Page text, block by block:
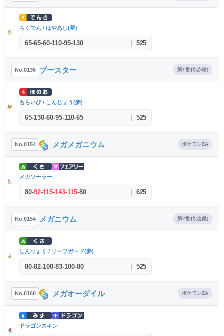
ちくでん / はやあし(夢)
65-65-60-110-95-130 | 525
No.0136 ブースター 第1世代(赤緑)
もらいび/ こんじょう(夢)
65-130-60-95-110-65 | 525
No.0154 メガメガニウム ポケモンZA
メガソーラー
80-92-115-143-115-80 | 625
No.0154 メガニウム 第2世代(金銀)
しんりょく / リーフガード(夢)
80-82-100-83-100-80 | 525
No.0160 メガオーダイル ポケモンZA
ドラゴンスキン